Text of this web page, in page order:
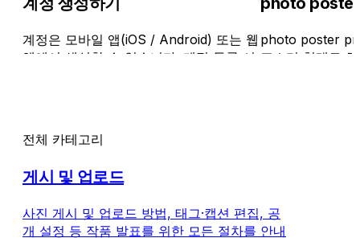
계정은 모바일 앱(iOS / Android) 또는 웹
앱에서 생성할 수 있습니다. 계정 등록 시
기기에서 cizucu 앱을 다운로드합니다. 2.
니다. - 이메일 주소와 비밀번호 - Apple
이동하여 필요한 정보를 입력합니다. 웹
앱에서의 절차 1. 사용 중인 기기에서 ‘신
photo poster
포스터 형태로
당신의 사진이
포토그래퍼 친구
전체 카테고리
게시 및 업로드
사진 게시 및 업로드 방법, 태그·캡션 편집, 공
개 설정 등 작품 발표를 위한 모든 절차를 안내